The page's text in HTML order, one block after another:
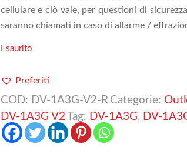
cellulare e ciò vale, per questioni di
saranno chiamati in caso di allarme /
Esaurito
Preferiti
COD: DV-1A3G-V2-R Categorie:
DV-1A3G V2 Tag: DV-1A3G, DV-